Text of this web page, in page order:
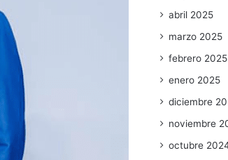
abril 2025
marzo 2025
febrero 2025
enero 2025
diciembre
noviembre
octubre